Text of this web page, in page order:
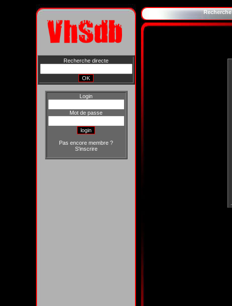
Recherche directe
Login
Mot de passe
Pas encore membre ?
S'inscrire
Recherche